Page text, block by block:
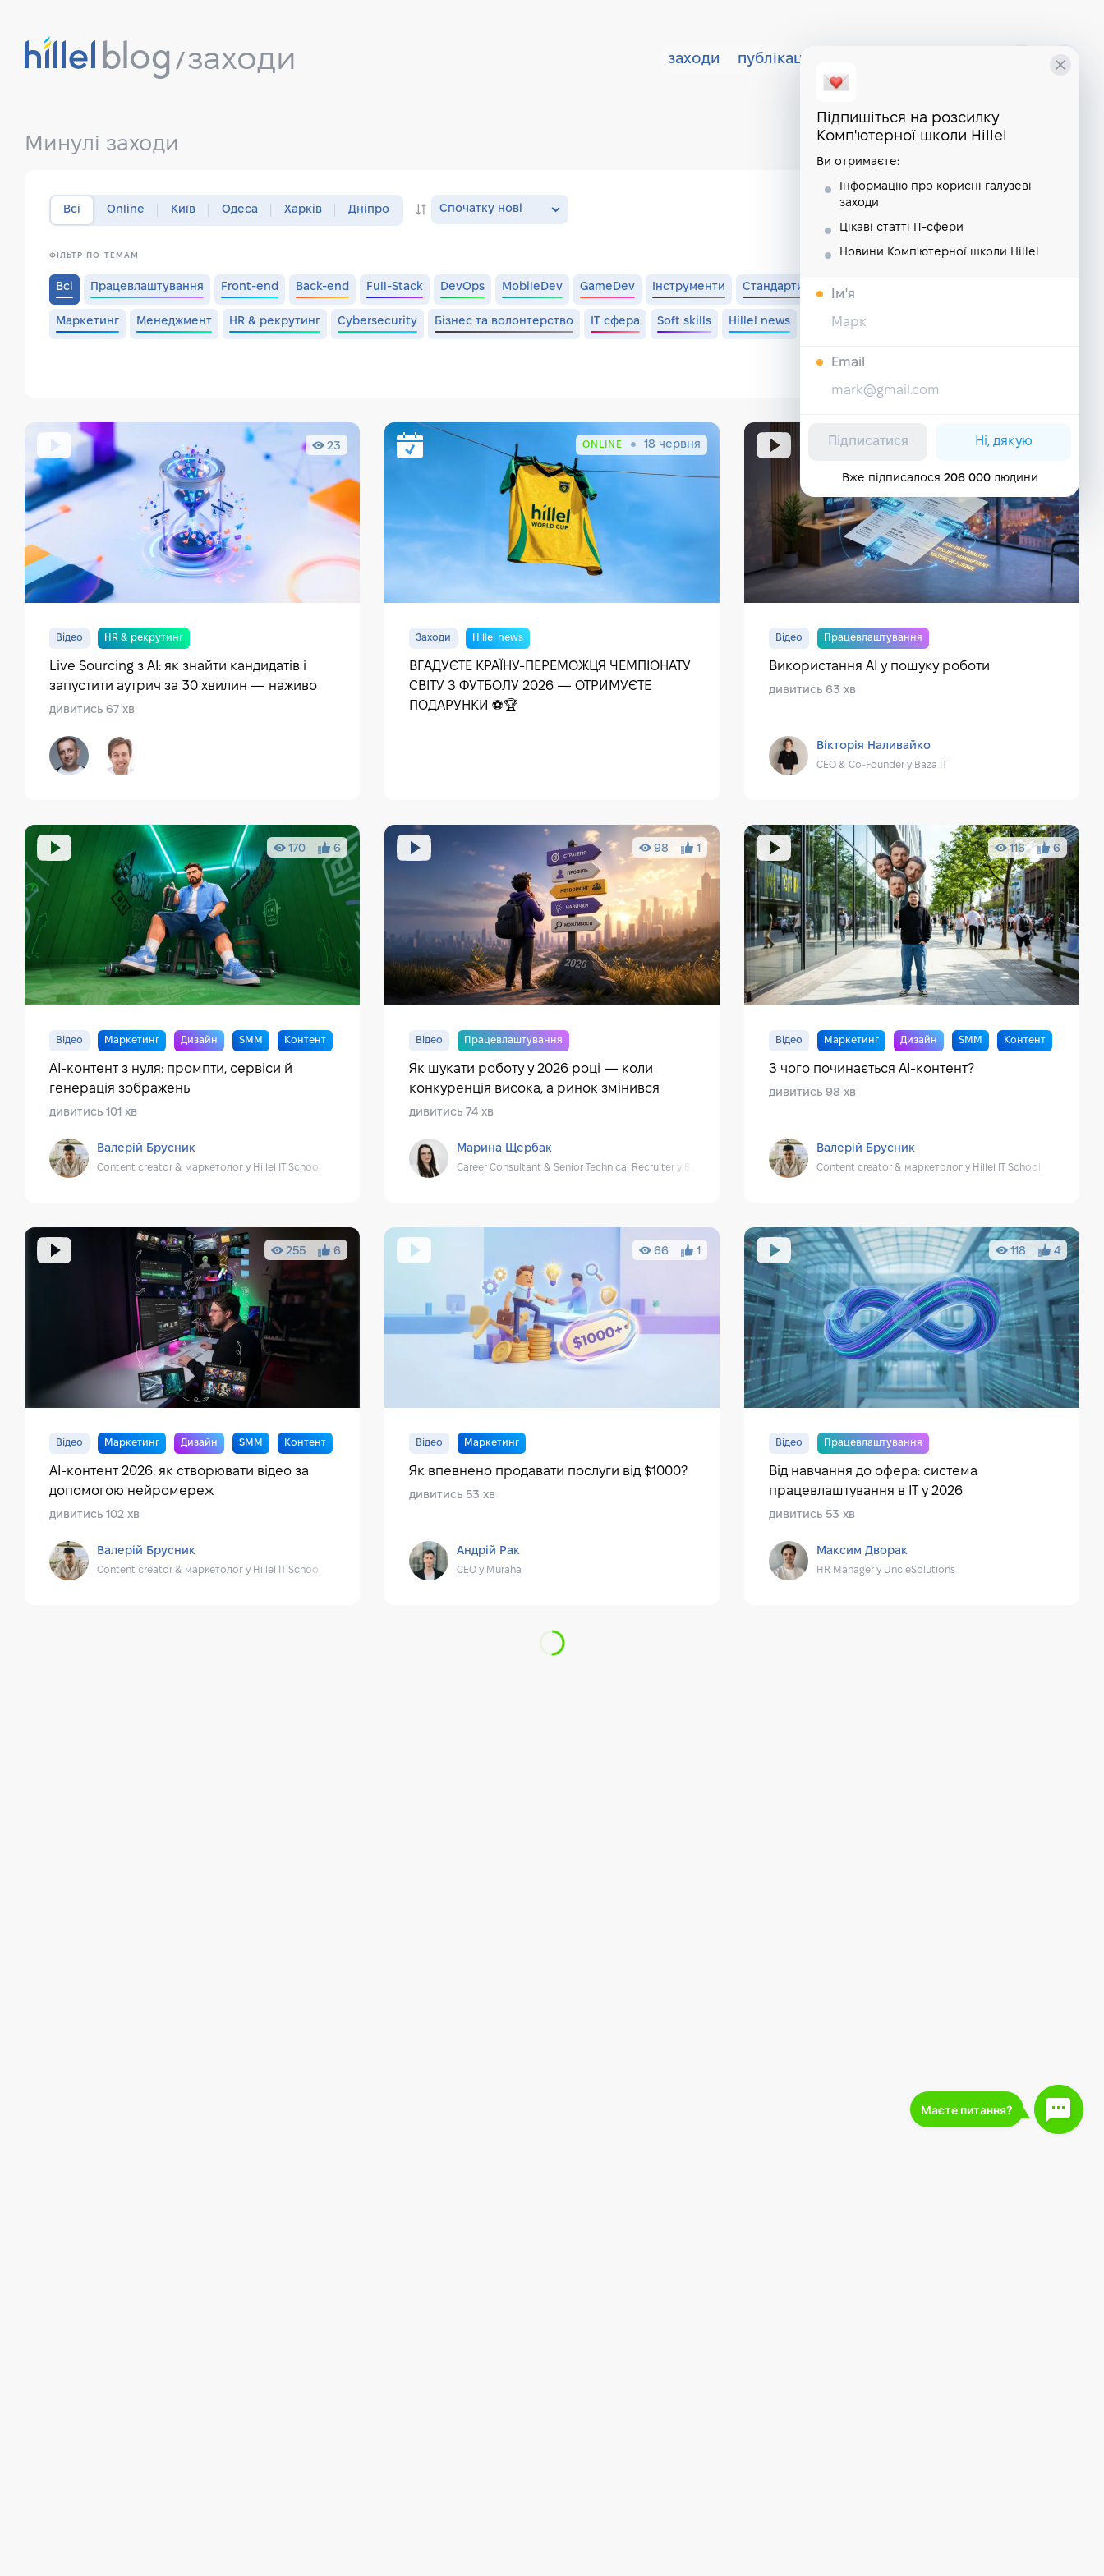
заходи заходи публікації
Минулі заходи
Всі Online Київ Одеса Харків Дніпро Спочатку нові
ФІЛЬТР ПО-ТЕМАМ
Всі Працевлаштування Front-end Back-end Full-Stack DevOps MobileDev GameDev Інструменти Стандарти DataScience
Маркетинг Менеджмент HR & рекрутинг Cybersecurity Бізнес та волонтерство IT сфера Soft skills Hillel news IT для дітей
23
Відео HR & рекрутинг
Live Sourcing з AI: як знайти кандидатів і
запустити аутрич за 30 хвилин — наживо
дивитись 67 хв
ONLINE 18 червня
Заходи Hillel news
ВГАДУЄТЕ КРАЇНУ-ПЕРЕМОЖЦЯ ЧЕМПІОНАТУ
СВІТУ З ФУТБОЛУ 2026 — ОТРИМУЄТЕ
ПОДАРУНКИ ⚽🏆
84
Відео Працевлаштування
Використання AI у пошуку роботи
дивитись 63 хв
Вікторія Наливайко
CEO & Co-Founder у Baza IT
170 6
Відео Маркетинг Дизайн SMM Контент
AI-контент з нуля: промпти, сервіси й
генерація зображень
дивитись 101 хв
Валерій Брусник
Content creator & маркетолог у Hillel IT School
98 1
Відео Працевлаштування
Як шукати роботу у 2026 році — коли
конкуренція висока, а ринок змінився
дивитись 74 хв
Марина Щербак
Career Consultant & Senior Technical Recruiter у Baza IT
116 6
Відео Маркетинг Дизайн SMM Контент
З чого починається AI-контент?
дивитись 98 хв
Валерій Брусник
Content creator & маркетолог у Hillel IT School
255 6
Відео Маркетинг Дизайн SMM Контент
AI-контент 2026: як створювати відео за
допомогою нейромереж
дивитись 102 хв
Валерій Брусник
Content creator & маркетолог у Hillel IT School
66 1
Відео Маркетинг
Як впевнено продавати послуги від $1000?
дивитись 53 хв
Андрій Рак
CEO у Muraha
118 4
Відео Працевлаштування
Від навчання до офера: система
працевлаштування в IT у 2026
дивитись 53 хв
Максим Дворак
HR Manager у UncleSolutions
Підпишіться на розсилку
Комп'ютерної школи Hillel
Ви отримаєте:
Інформацію про корисні галузеві
заходи
Цікаві статті IT-сфери
Новини Комп'ютерної школи Hillel
Iм'я
Email
Підписатися Ні, дякую
Вже підписалося 206 000людини